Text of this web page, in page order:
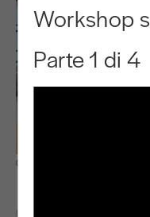
Workshop
Parte 1 di 4
Osservare e imparare
INSEGNANTE